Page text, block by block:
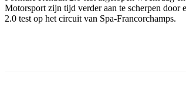
Motorsport zijn tijd verder aan te scherpen door
2.0 test op het circuit van Spa-Francorchamps.